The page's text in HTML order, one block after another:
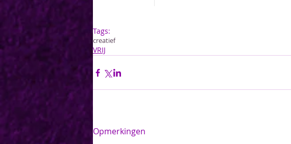
Tags:
creatief
VRIJ
Opmerkingen